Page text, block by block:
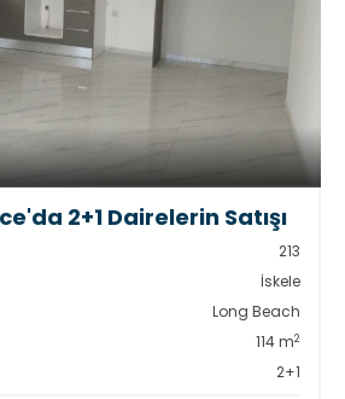
2+1 Dairelerin Satışı
213
İskele
Long Beach
114 m2
2+1